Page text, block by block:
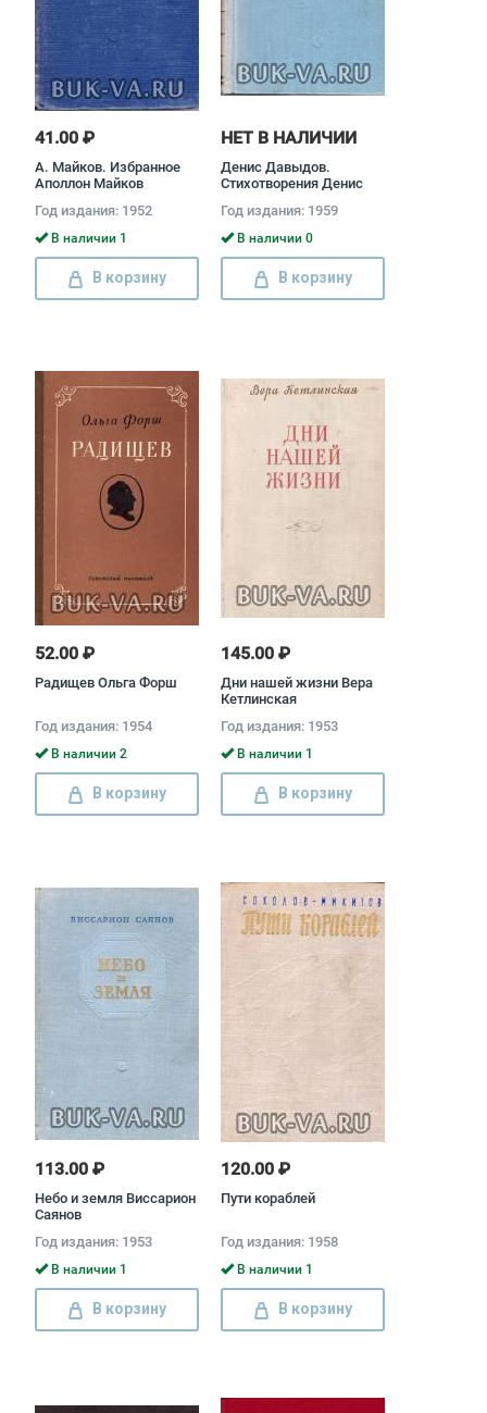
41.00 ₽
А. Майков. Избранное
Аполлон Майков
Год издания: 1952
В наличии 1
В корзину
НЕТ В НАЛИЧИИ
Денис Давыдов.
Стихотворения Денис
Год издания: 1959
В наличии 0
В корзину
52.00 ₽
Радищев Ольга Форш
Год издания: 1954
В наличии 2
В корзину
145.00 ₽
Дни нашей жизни Вера
Кетлинская
Год издания: 1953
В наличии 1
В корзину
113.00 ₽
Небо и земля Виссарион
Саянов
Год издания: 1953
В наличии 1
В корзину
120.00 ₽
Пути кораблей
Год издания: 1958
В наличии 1
В корзину